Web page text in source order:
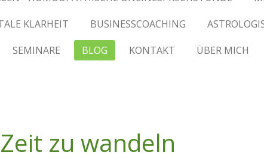
KLARHEIT BUSINESSCOACHING
SEMINARE BLOG KONTAKT ÜBER MICH
zu wandeln